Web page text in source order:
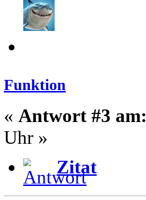
Funktion
« Antwort #3 am:
Uhr »
Zitat